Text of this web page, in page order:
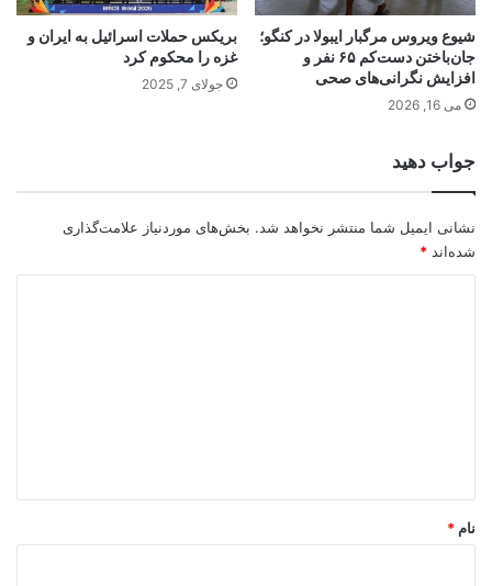
شیوع ویروس مرگبار ایبولا در کنگو؛
جان‌باختن دست‌کم ۶۵ نفر و
افزایش نگرانی‌های صحی
می 16, 2026
بریکس حملات اسرائیل به ایران و
غزه را محکوم کرد
جولای 7, 2025
جواب دهید
نشانی ایمیل شما منتشر نخواهد شد. بخش‌های موردنیاز علامت‌گذاری
شده‌اند *
نام *